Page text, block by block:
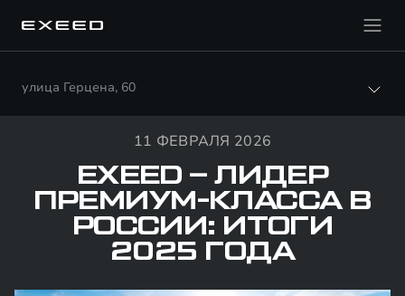
улица Герцена, 60
11 ФЕВРАЛЯ 2026
EXEED – ЛИДЕР
ПРЕМИУМ-КЛАССА В
РОССИИ: ИТОГИ
2025 ГОДА